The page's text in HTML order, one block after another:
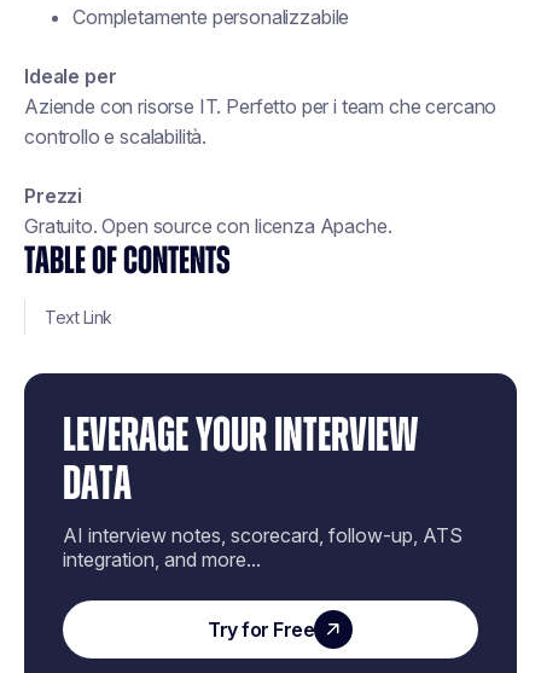
TABLE OF CONTENTS
Text Link
LEVERAGE YOUR INTERVIEW
DATA
AI interview notes, scorecard, follow-up, ATS
integration, and more...
Try for Free
Completamente personalizzabile
Ideale per
Aziende con risorse IT. Perfetto per i team che cercano
controllo e scalabilità.
Prezzi
Gratuito. Open source con licenza Apache.